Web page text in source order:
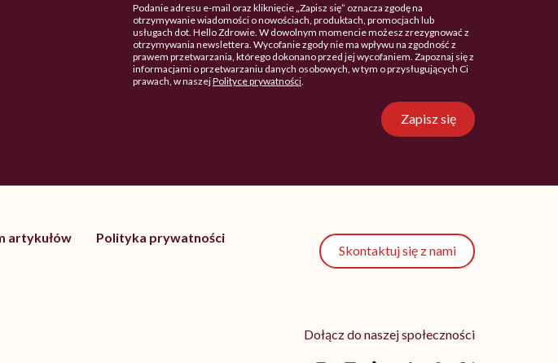
Podanie adresu e-mail oraz kliknięcie „Zapisz się” oznacza zgodę na
otrzymywanie wiadomości o nowościach, produktach, promocjach lub
usługach dot. Hello Zdrowie. W dowolnym momencie możesz zrezygnować z
otrzymywania newslettera. Wycofanie zgody nie ma wpływu na zgodność z
prawem przetwarzania, którego dokonano przed jej wycofaniem. Zapoznaj się z
informacjami o przetwarzaniu danych osobowych, w tym o przysługujących Ci
prawach, w naszejPolityce prywatności
Zapisz się
artykułów
Polityka prywatności
Skontaktuj się z nami
Dołącz do naszej społeczności